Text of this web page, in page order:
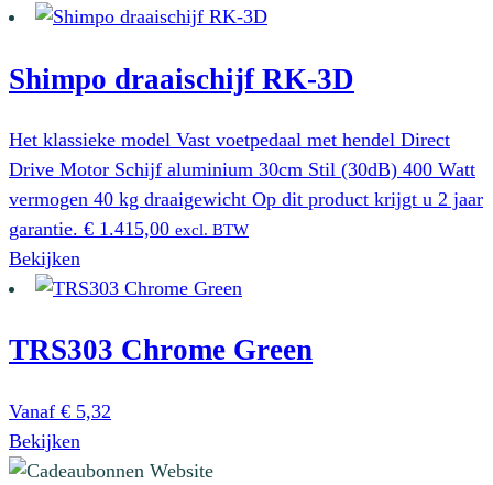
Shimpo draaischijf RK-3D
Het klassieke model Vast voetpedaal met hendel Direct
Drive Motor Schijf aluminium 30cm Stil (30dB) 400 Watt
vermogen 40 kg draaigewicht Op dit product krijgt u 2 jaar
garantie. € 1.415,00 excl. BTW
Bekijken
TRS303 Chrome Green
Vanaf € 5,32
Bekijken
product